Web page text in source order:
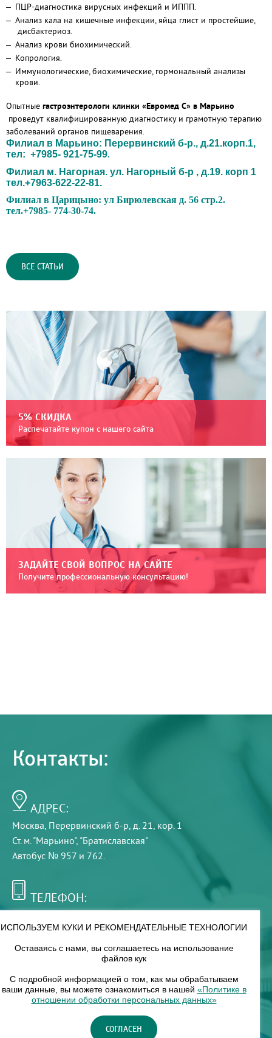
ПЦР-диагностика вирусных инфекций и ИППП.
Анализ кала на кишечные инфекции, яйца глист и простейшие,
дисбактериоз.
Анализ крови биохимический.
Копрология.
Иммунологические, биохимические, гормональный анализы
крови.
Опытные гастроэнтерологи клинки «Евромед С» в Марьино
проведут квалифицированную диагностику и грамотную терапию
заболеваний органов пищеварения.
Филиал в Марьино: Перервинский б-р., д.21.корп.1,
тел: +7985- 921-75-99.
Филиал м. Нагорная. ул. Нагорный б-р , д.19. корп 1
тел.+7963-622-22-81.
Филиал в Царицыно: ул Бирюлевская д. 56 стр.2.
тел.+7985- 774-30-74.
ВСЕ СТАТЬИ
5% СКИДКА
Распечатайте купон с нашего сайта
ЗАДАЙТЕ СВОЙ ВОПРОС НА САЙТЕ
Получите профессиональную консультацию!
Контакты:
АДРЕС:
Москва, Перервинский б-р, д. 21, кор. 1
Ст. м. "Марьино", "Братиславская"
Автобус № 957 и 762.
ТЕЛЕФОН:
РЕЖИМ РАБОТЫ:
8 — 18
НАШ ФИЛИАЛ:
Москва, м. Нагорное, Нагорный б-р, д. 19, кор. 1
ИСПОЛЬЗУЕМ КУКИ И РЕКОМЕНДАТЕЛЬНЫЕ ТЕХНОЛОГИИ
Оставаясь с нами, вы соглашаетесь на использование
файлов кук
С подробной информацией о том, как мы обрабатываем
ваши данные, вы можете ознакомиться в нашей «Политике в
отношении обработки персональных данных»
СОГЛАСЕН